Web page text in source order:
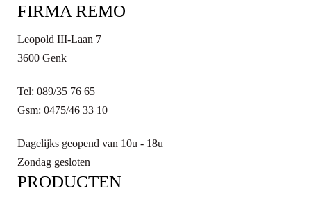
FIRMA REMO
Leopold III-Laan 7
3600 Genk
Tel: 089/35 76 65
Gsm: 0475/46 33 10
Dagelijks geopend van 10u - 18u
Zondag gesloten
PRODUCTEN